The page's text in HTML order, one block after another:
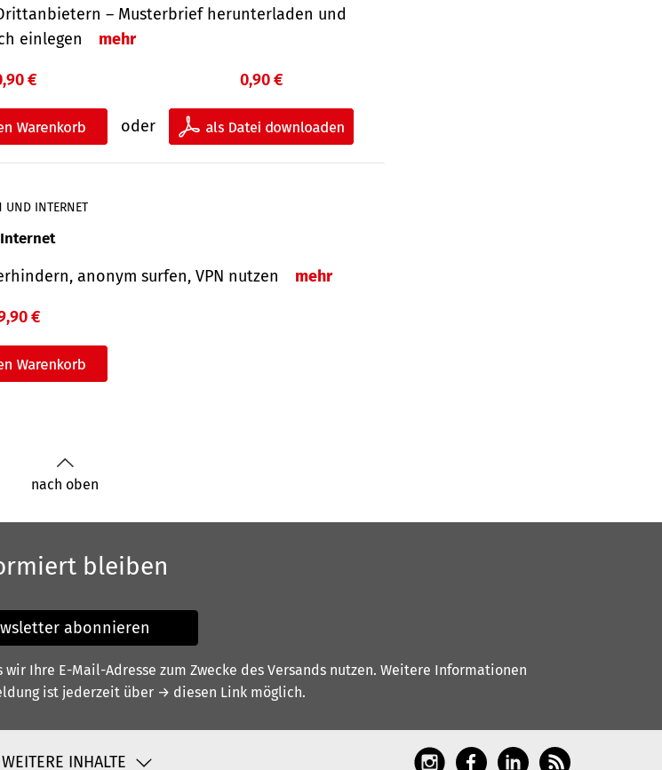
– Musterbrief herunterladen und
einlegen
mehr
€
oder
0,90 €
UND INTERNET
anonym surfen, VPN nutzen mehr
€
nach oben
bleiben
abonnieren
Ihre E-Mail-Adresse zum Zwecke des Versands nutzen. Weitere Informationen
ist jederzeit über → diesen Link möglich.
WEITERE INHALTE